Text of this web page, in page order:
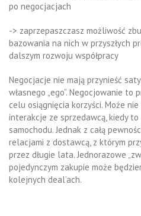
po negocjacjach
-> zaprzepaszczasz możliwość
bazowania na nich w przyszłych
dalszym rozwoju współpracy
Negocjacje nie mają przynieść
własnego „ego”. Negocjowanie
celu osiągnięcia korzyści. Może
interakcje ze sprzedawcą, kiedy
samochodu. Jednak z całą
relacjami z dostawcą, z którym
przez długie lata. Jednorazowe
pojedynczym zakupie może
kolejnych deal’ach.